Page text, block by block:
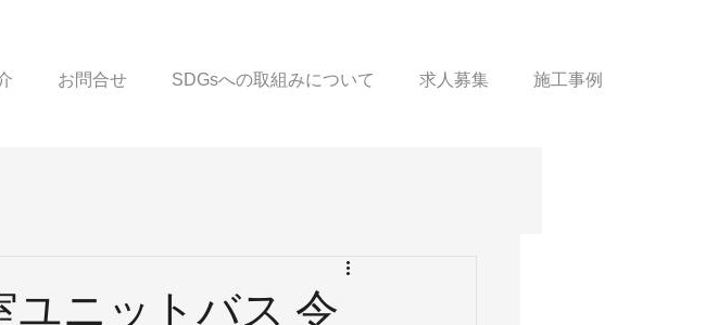
お問合せ SDGsへの取組みについて 求人募集 施工事例
ユニットバス 令